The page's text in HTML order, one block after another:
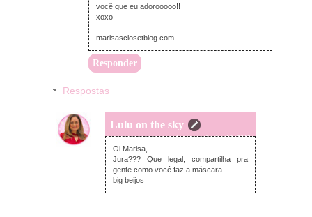
você que eu adorooooo!!
xoxo
marisasclosetblog.com
Responder
Respostas
Lulu on the sky
domingo, junho 16, 2019
Oi Marisa,
Jura??? Que legal, compartilha pra
gente como você faz a máscara.
big beijos